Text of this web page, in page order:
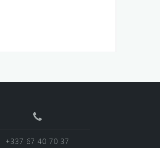
+337 67 40 70 37